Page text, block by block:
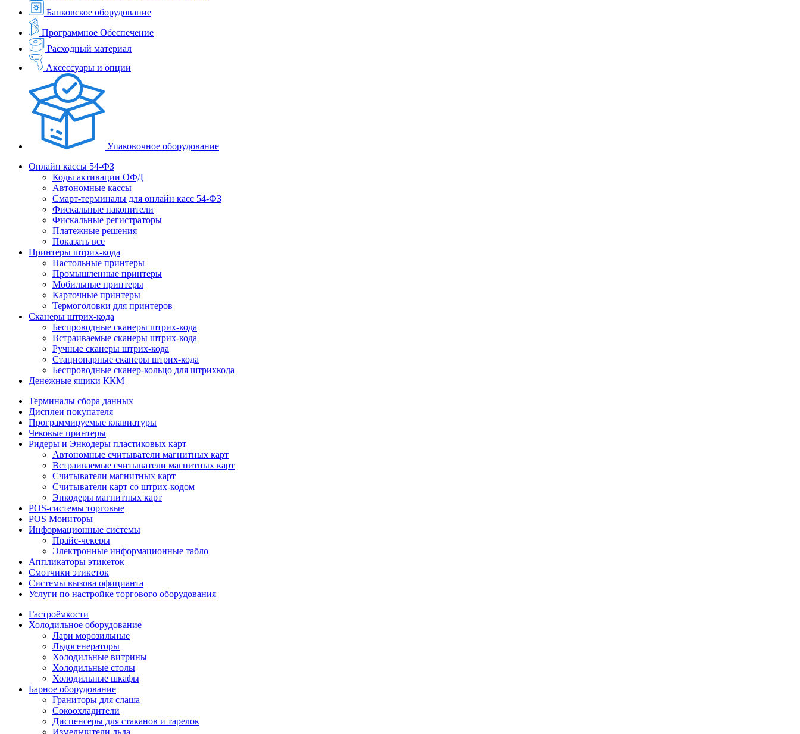
Банковское оборудование
Программное Обеспечение
Расходный материал
Аксессуары и опции
Упаковочное оборудование
Онлайн кассы 54-ФЗ
Коды активации ОФД
Автономные кассы
Смарт-терминалы для онлайн касс 54-ФЗ
Фискальные накопители
Фискальные регистраторы
Платежные решения
Показать все
Принтеры штрих-кода
Настольные принтеры
Промышленные принтеры
Мобильные принтеры
Карточные принтеры
Термоголовки для принтеров
Сканеры штрих-кода
Беспроводные сканеры штрих-кода
Встраиваемые сканеры штрих-кода
Ручные сканеры штрих-кода
Стационарные сканеры штрих-кода
Беспроводные сканер-кольцо для штрихкода
Денежные ящики ККМ
Терминалы сбора данных
Дисплеи покупателя
Программируемые клавиатуры
Чековые принтеры
Ридеры и Энкодеры пластиковых карт
Автономные считыватели магнитных карт
Встраиваемые считыватели магнитных карт
Считыватели магнитных карт
Считыватели карт со штрих-кодом
Энкодеры магнитных карт
POS-системы торговые
POS Мониторы
Информационные системы
Прайс-чекеры
Электронные информационные табло
Аппликаторы этикеток
Смотчики этикеток
Системы вызова официанта
Услуги по настройке торгового оборудования
Гастроёмкости
Холодильное оборудование
Лари морозильные
Льдогенераторы
Холодильные витрины
Холодильные столы
Холодильные шкафы
Барное оборудование
Граниторы для слаша
Сокоохладители
Диспенсеры для стаканов и тарелок
Измельчители льда